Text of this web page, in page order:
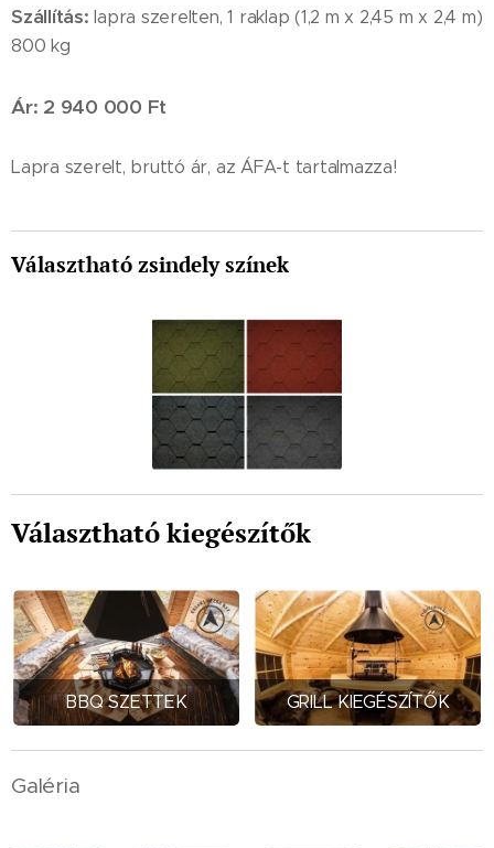
Szállítás: lapra szerelten, 1 raklap (1,2 m x 2,45 m x 2,4 m)
800 kg
Ár: 2 940 000 Ft
Lapra szerelt, bruttó ár, az ÁFA-t tartalmazza!
Választható zsindely színek
Választható kiegészítők
BBQ SZETTEK GRILL KIEGÉSZÍTŐK
Galéria